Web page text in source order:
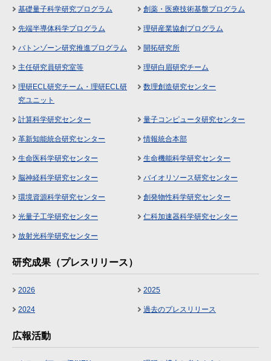
基礎量子科学研究プログラム 創薬・医療技術基盤プログラム
先端半導体科学プログラム 理研産業協創プログラム
バトンゾーン研究推進プログラム 開拓研究所
主任研究員研究室等 理研白眉研究チーム
理研ECL研究チーム・理研ECL研
究ユニット
数理創造研究センター
計算科学研究センター 量子コンピュータ研究センター
革新知能統合研究センター 情報統合本部
生命医科学研究センター 生命機能科学研究センター
脳神経科学研究センター バイオリソース研究センター
環境資源科学研究センター 創発物性科学研究センター
光量子工学研究センター 仁科加速器科学研究センター
放射光科学研究センター
研究成果（プレスリリース）
2026 2025
2024 過去のプレスリリース
広報活動